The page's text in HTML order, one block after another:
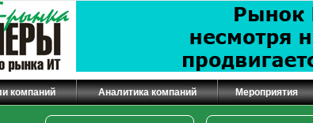
компаний Аналитика компаний Мероприятия